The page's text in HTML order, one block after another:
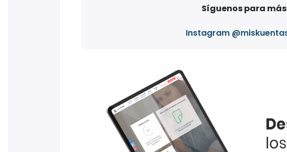
Síguenos para
Instagram